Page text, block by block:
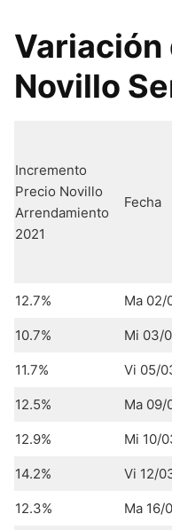
Variación
Novillo
Incremento
Precio Novillo
Arrendamiento
2021
Fecha
12.7% Ma 02/
10.7% Mi 03/
11.7% Vi 05/
12.5% Ma 09/
12.9% Mi 10/
14.2% Vi 12/
12.3% Ma 16/